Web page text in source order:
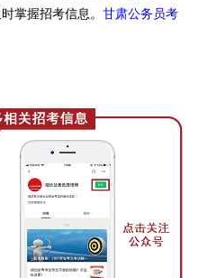
掌握招考信息。 甘肃公务员考